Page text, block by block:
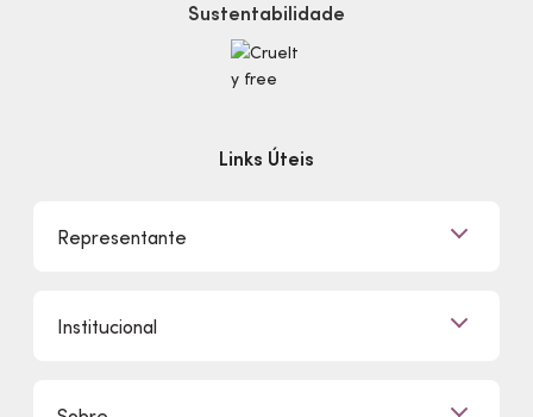
Sustentabilidade
Links Úteis
Representante
Quero Ser Representante
Institucional